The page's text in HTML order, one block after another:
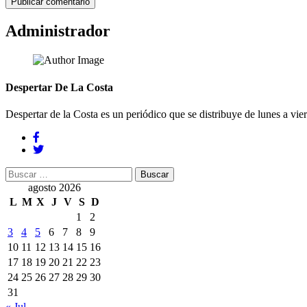
Administrador
Despertar De La Costa
Despertar de la Costa es un periódico que se distribuye de lunes a
Buscar:
agosto 2026
L M X J V S D
1
2
3
4 5 6 7 8
9
10 11 12 13 14 15 16
17 18 19 20 21 22 23
24 25 26 27 28 29 30
31